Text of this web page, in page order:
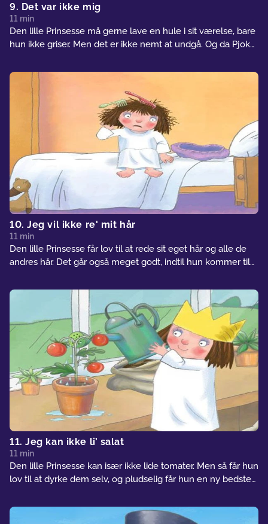
9. Det var ikke mig
11 min
Den lille Prinsesse må gerne lave en hule i sit værelse, bare
hun ikke griser. Men det er ikke nemt at undgå. Og da Pjok
10. Jeg vil ikke re' mit hår
11 min
Den lille Prinsesse får lov til at rede sit eget hår og alle de
andres hår. Det går også meget godt, indtil hun kommer til
11. Jeg kan ikke li’ salat
11 min
Den lille Prinsesse kan især ikke lide tomater. Men så får hun
lov til at dyrke dem selv, og pludselig får hun en ny bedste